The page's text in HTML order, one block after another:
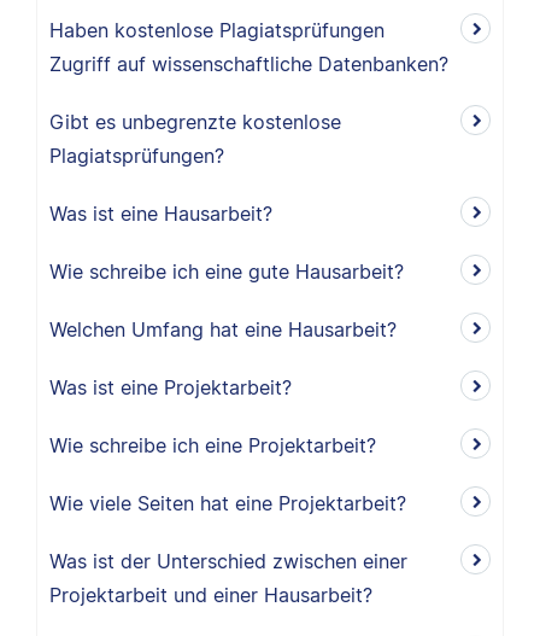
Haben kostenlose Plagiatsprüfungen
Zugriff auf wissenschaftliche Datenbanken?
Gibt es unbegrenzte kostenlose
Plagiatsprüfungen?
Was ist eine Hausarbeit?
Wie schreibe ich eine gute Hausarbeit?
Welchen Umfang hat eine Hausarbeit?
Was ist eine Projektarbeit?
Wie schreibe ich eine Projektarbeit?
Wie viele Seiten hat eine Projektarbeit?
Was ist der Unterschied zwischen einer
Projektarbeit und einer Hausarbeit?